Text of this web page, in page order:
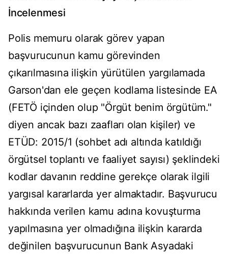
İncelenmesi
Polis memuru olarak görev yapan
başvurucunun kamu görevinden
çıkarılmasına ilişkin yürütülen yargılamada
Garson'dan ele geçen kodlama listesinde EA
(FETÖ içinden olup "Örgüt benim örgütüm."
diyen ancak bazı zaafları olan kişiler) ve
ETÜD: 2015/1 (sohbet adı altında katıldığı
örgütsel toplantı ve faaliyet sayısı) şeklindeki
kodlar davanın reddine gerekçe olarak ilgili
yargısal kararlarda yer almaktadır. Başvurucu
hakkında verilen kamu adına kovuşturma
yapılmasına yer olmadığına ilişkin kararda
değinilen başvurucunun Bank Asyadaki